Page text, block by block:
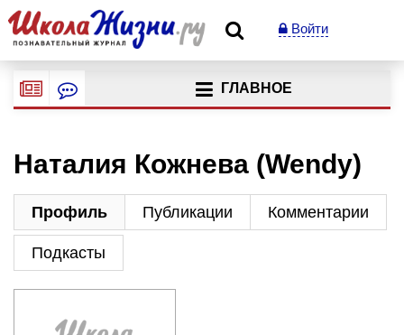
Войти
ГЛАВНОЕ
Наталия Кожнева (Wendy)
Профиль Публикации Комментарии
Подкасты